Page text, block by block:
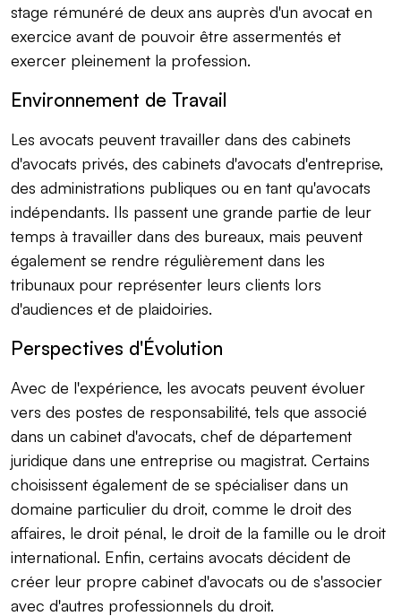
stage rémunéré de deux ans auprès d'un avocat en
exercice avant de pouvoir être assermentés et
exercer pleinement la profession.
Environnement de Travail
Les avocats peuvent travailler dans des cabinets
d'avocats privés, des cabinets d'avocats d'entreprise,
des administrations publiques ou en tant qu'avocats
indépendants. Ils passent une grande partie de leur
temps à travailler dans des bureaux, mais peuvent
également se rendre régulièrement dans les
tribunaux pour représenter leurs clients lors
d'audiences et de plaidoiries.
Perspectives d'Évolution
Avec de l'expérience, les avocats peuvent évoluer
vers des postes de responsabilité, tels que associé
dans un cabinet d'avocats, chef de département
juridique dans une entreprise ou magistrat. Certains
choisissent également de se spécialiser dans un
domaine particulier du droit, comme le droit des
affaires, le droit pénal, le droit de la famille ou le droit
international. Enfin, certains avocats décident de
créer leur propre cabinet d'avocats ou de s'associer
avec d'autres professionnels du droit.